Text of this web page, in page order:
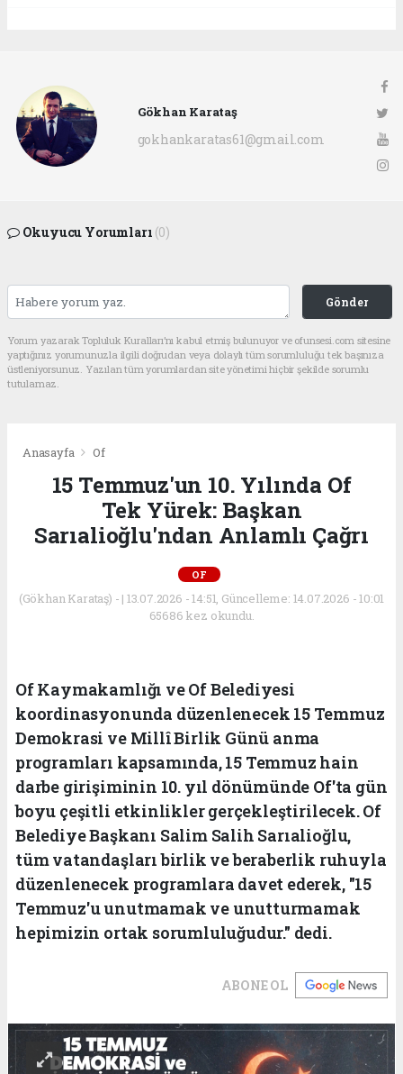
Gökhan Karataş
gokhankaratas61@gmail.com
Okuyucu Yorumları (0)
Gönder
Yorum yazarak Topluluk Kuralları’nı kabul etmiş bulunuyor ve ofunsesi.com sitesine
yaptığınız yorumunuzla ilgili doğrudan veya dolaylı tüm sorumluluğu tek başınıza
üstleniyorsunuz. Yazılan tüm yorumlardan site yönetimi hiçbir şekilde sorumlu
tutulamaz.
Anasayfa Of
15 Temmuz'un 10. Yılında Of
Tek Yürek: Başkan
Sarıalioğlu'ndan Anlamlı Çağrı
OF
(Gökhan Karataş) - | 13.07.2026 - 14:51, Güncelleme: 14.07.2026 - 10:01
65686 kez okundu.
Of Kaymakamlığı ve Of Belediyesi
koordinasyonunda düzenlenecek 15 Temmuz
Demokrasi ve Millî Birlik Günü anma
programları kapsamında, 15 Temmuz hain
darbe girişiminin 10. yıl dönümünde Of'ta gün
boyu çeşitli etkinlikler gerçekleştirilecek. Of
Belediye Başkanı Salim Salih Sarıalioğlu,
tüm vatandaşları birlik ve beraberlik ruhuyla
düzenlenecek programlara davet ederek, "15
Temmuz'u unutmamak ve unutturmamak
hepimizin ortak sorumluluğudur." dedi.
ABONE OL